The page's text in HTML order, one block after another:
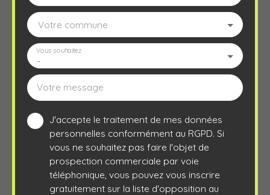
Votre commune
-
Vous souhaitez
Votre message
J'accepte le traitement de mes données
personnelles conformément au RGPD. Si
vous ne souhaitez pas faire l'objet de
prospection commerciale par voie
téléphonique, vous pouvez vous inscrire
gratuitement sur la liste d'opposition au